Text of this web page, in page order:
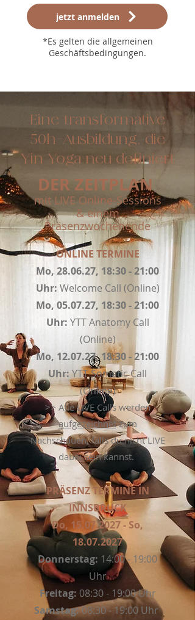
jetzt anmelden
*Es gelten die allgemeinen
Geschäftsbedingungen.
Eine transformative
50h-Ausbildung, die
Yin Yoga neu definiert
DER ZEITPLAN
mit LIVE Online-Sessions
& einem
Präsenzwochenende
ONLINE TERMINE
Mo, 28.06.27, 18:30 - 21:00
Uhr: Welcome Call (Online)
Mo, 05.07.27, 18:30 - 21:00
Uhr: YTT Anatomy Call
(Online)
Mo, 12.07.27, 18:30 - 21:00
Uhr:YTT Somatic Call
(Online)
>> Alle LIVE Calls werden
aufgezeichnetzum
Nachschauen, falls du nicht LIVE
dabei sein kannst.
PRÄSENZ TERMINE IN
INNSBRUCK
Do, 15.07.2027- So,
18.07.2027
Donnerstag: 14:00 - 19:00
Uhr
Freitag: 08:30 - 19:00 Uhr
Samstag:08:30 - 19:00 Uhr